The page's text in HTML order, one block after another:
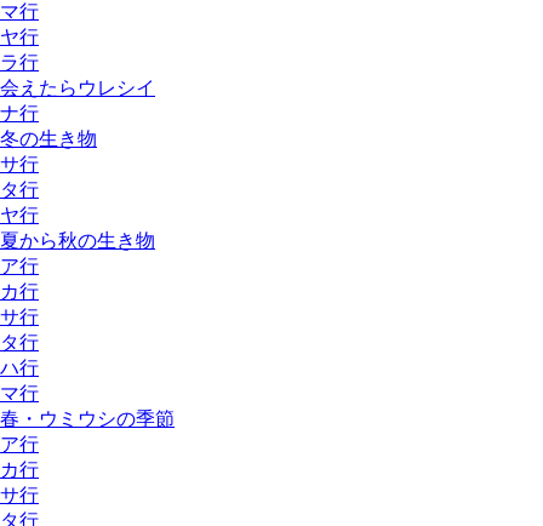
マ行
ヤ行
ラ行
会えたらウレシイ
ナ行
冬の生き物
サ行
タ行
ヤ行
夏から秋の生き物
ア行
カ行
サ行
タ行
ハ行
マ行
春・ウミウシの季節
ア行
カ行
サ行
タ行